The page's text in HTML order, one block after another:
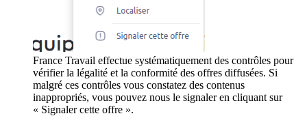
France Travail effectue systématiquement des contrôles pour
vérifier la légalité et la conformité des offres diffusées. Si
malgré ces contrôles vous constatez des contenus
inappropriés, vous pouvez nous le signaler en cliquant sur
« Signaler cette offre ».